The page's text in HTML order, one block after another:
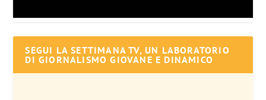
SEGUI LA SETTIMANA TV, UN LABORATORIO
DI GIORNALISMO GIOVANE E DINAMICO